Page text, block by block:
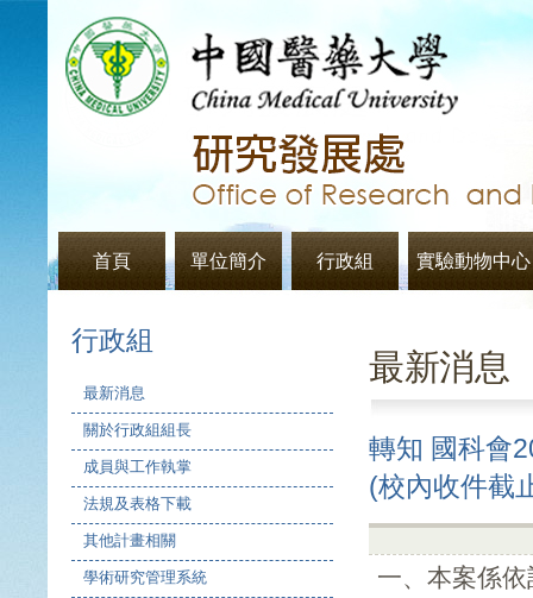
首頁 單位簡介 行政組 實驗動物中心
最新消息
轉知 國科會
(校內收件截
一、本案係
行政組
最新消息
關於行政組組長
成員與工作執掌
法規及表格下載
其他計畫相關
學術研究管理系統